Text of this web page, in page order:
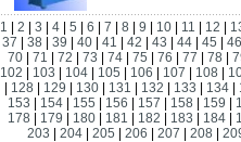
1 2 3 4 5 6 7 8 9 10 11 12
37
|38 |39 |40 |41 |42 |43 |44 |45 |
70
71 72 73 74 75 76 77 78
102
103 104 105 106 107 108
128 129 130 131 132 133 134
153
154 155 156 157 158 159
178
179 180 181 182 183 184
203
|204 |205 |206 |207 |208 |